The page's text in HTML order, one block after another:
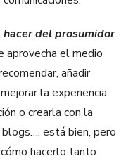
del prosumidor
aprovecha el medio
añadir
la experiencia
o crearla con la
está bien, pero
hacerlo tanto